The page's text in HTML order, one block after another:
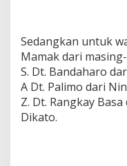
Sedangkan untuk
Mamak dari
S. Dt. Bandaharo
A Dt. Palimo dari
Z. Dt. Rangkay
Dikato.